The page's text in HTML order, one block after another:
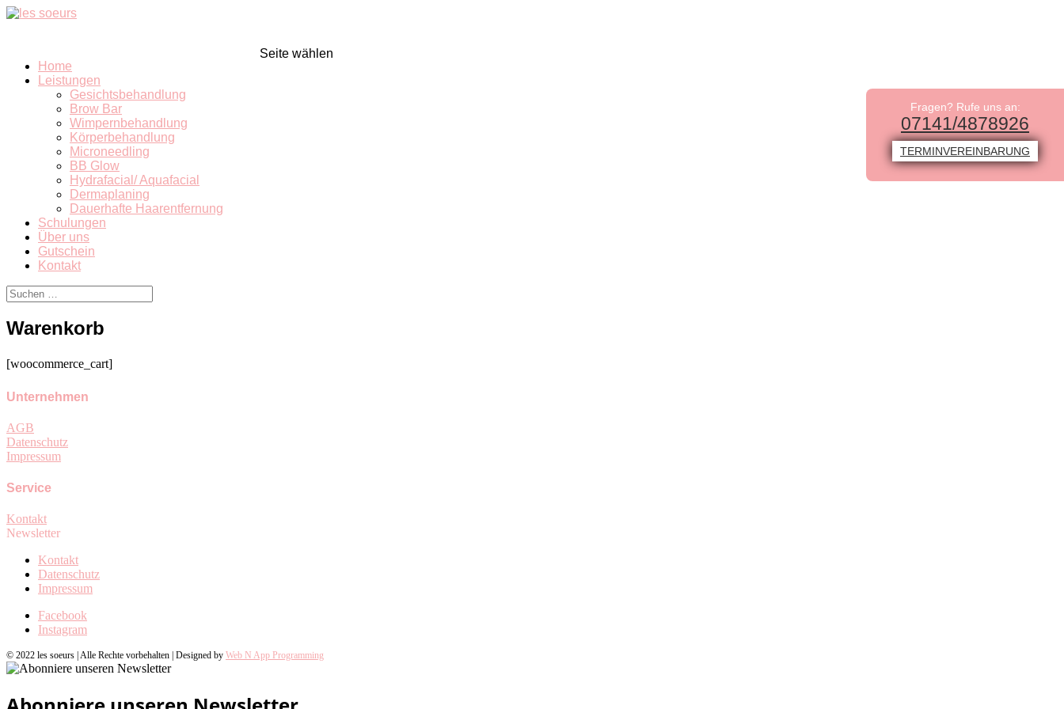
Fragen? Rufe uns an:
07141/4878926
TERMINVEREINBARUNG
Home
Leistungen
Gesichtsbehandlung
Brow Bar
Wimpernbehandlung
Körperbehandlung
Microneedling
BB Glow
Hydrafacial/ Aquafacial
Dermaplaning
Dauerhafte Haarentfernung
Schulungen
Über uns
Gutschein
Kontakt
Seite wählen
Warenkorb
[woocommerce_cart]
Unternehmen
AGB
Datenschutz
Impressum
Service
Kontakt
Newsletter
Kontakt
Datenschutz
Impressum
Facebook
Instagram
© 2022 les soeurs | Alle Rechte vorbehalten | Designed by Web N App Programming